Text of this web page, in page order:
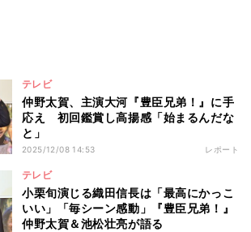
テレビ
仲野太賀、主演大河『豊臣兄弟！』に手
応え 初回鑑賞し高揚感「始まるんだな
と」
2025/12/08 14:53 レポート
テレビ
小栗旬演じる織田信長は「最高にかっこ
いい」「毎シーン感動」『豊臣兄弟！』
仲野太賀＆池松壮亮が語る